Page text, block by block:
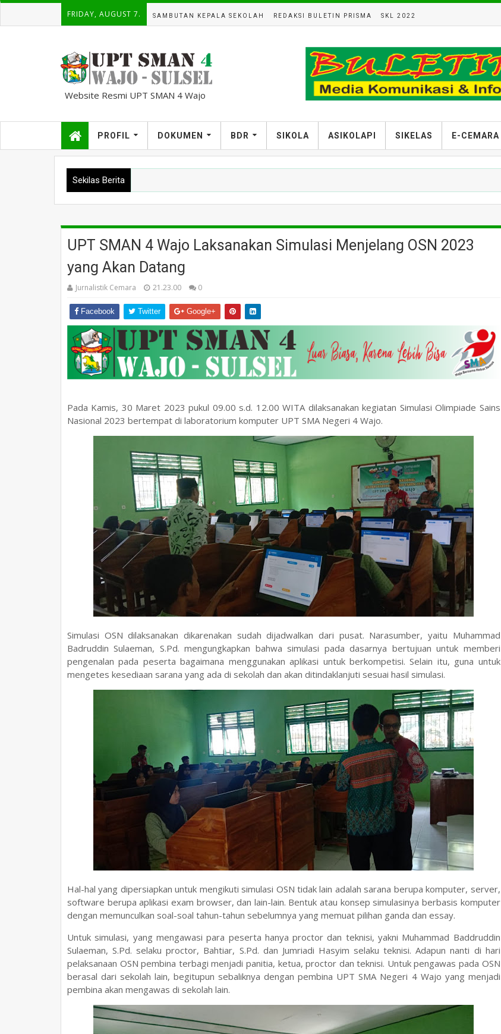
FRIDAY, AUGUST 7. SAMBUTAN KEPALA SEKOLAH REDAKSI BULETIN PRISMA SKL 2022
Website Resmi UPT SMAN 4 Wajo
PROFIL DOKUMEN BDR SIKOLA ASIKOLAPI SIKELAS E-CEMARA
Sekilas Berita
UPT SMAN 4 Wajo Laksanakan Simulasi Menjelang OSN 2023
yang Akan Datang
Jurnalistik Cemara 21.23.00 0
Facebook Twitter Google+
Pada Kamis, 30 Maret 2023 pukul 09.00 s.d. 12.00 WITA dilaksanakan kegiatan Simulasi Olimpiade Sains
Nasional 2023 bertempat di laboratorium komputer UPT SMA Negeri 4 Wajo.
Simulasi OSN dilaksanakan dikarenakan sudah dijadwalkan dari pusat. Narasumber, yaitu Muhammad
Badruddin Sulaeman, S.Pd. mengungkapkan bahwa simulasi pada dasarnya bertujuan untuk memberi
pengenalan pada peserta bagaimana menggunakan aplikasi untuk berkompetisi. Selain itu, guna untuk
mengetes kesediaan sarana yang ada di sekolah dan akan ditindaklanjuti sesuai hasil simulasi.
Hal-hal yang dipersiapkan untuk mengikuti simulasi OSN tidak lain adalah sarana berupa komputer, server,
software berupa aplikasi exam browser, dan lain-lain. Bentuk atau konsep simulasinya berbasis komputer
dengan memunculkan soal-soal tahun-tahun sebelumnya yang memuat pilihan ganda dan essay.
Untuk simulasi, yang mengawasi para peserta hanya proctor dan teknisi, yakni Muhammad Baddruddin
Sulaeman, S.Pd. selaku proctor, Bahtiar, S.Pd. dan Jumriadi Hasyim selaku teknisi. Adapun nanti di hari
pelaksanaan OSN pembina terbagi menjadi panitia, ketua, proctor dan teknisi. Untuk pengawas pada OSN
berasal dari sekolah lain, begitupun sebaliknya dengan pembina UPT SMA Negeri 4 Wajo yang menjadi
pembina akan mengawas di sekolah lain.